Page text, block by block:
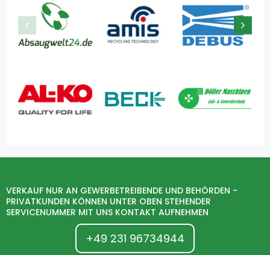
VERKAUF NUR AN GEWERBETREIBENDE UND BEHÖRDEN -
PRIVATKUNDEN KÖNNEN UNTER OBEN STEHENDER
SERVICENUMMER MIT UNS KONTAKT AUFNEHMEN
+49 231 96734944